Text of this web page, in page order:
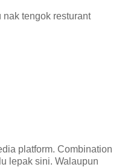
tengok resturant
platform. Combination
lepak sini. Walaupun